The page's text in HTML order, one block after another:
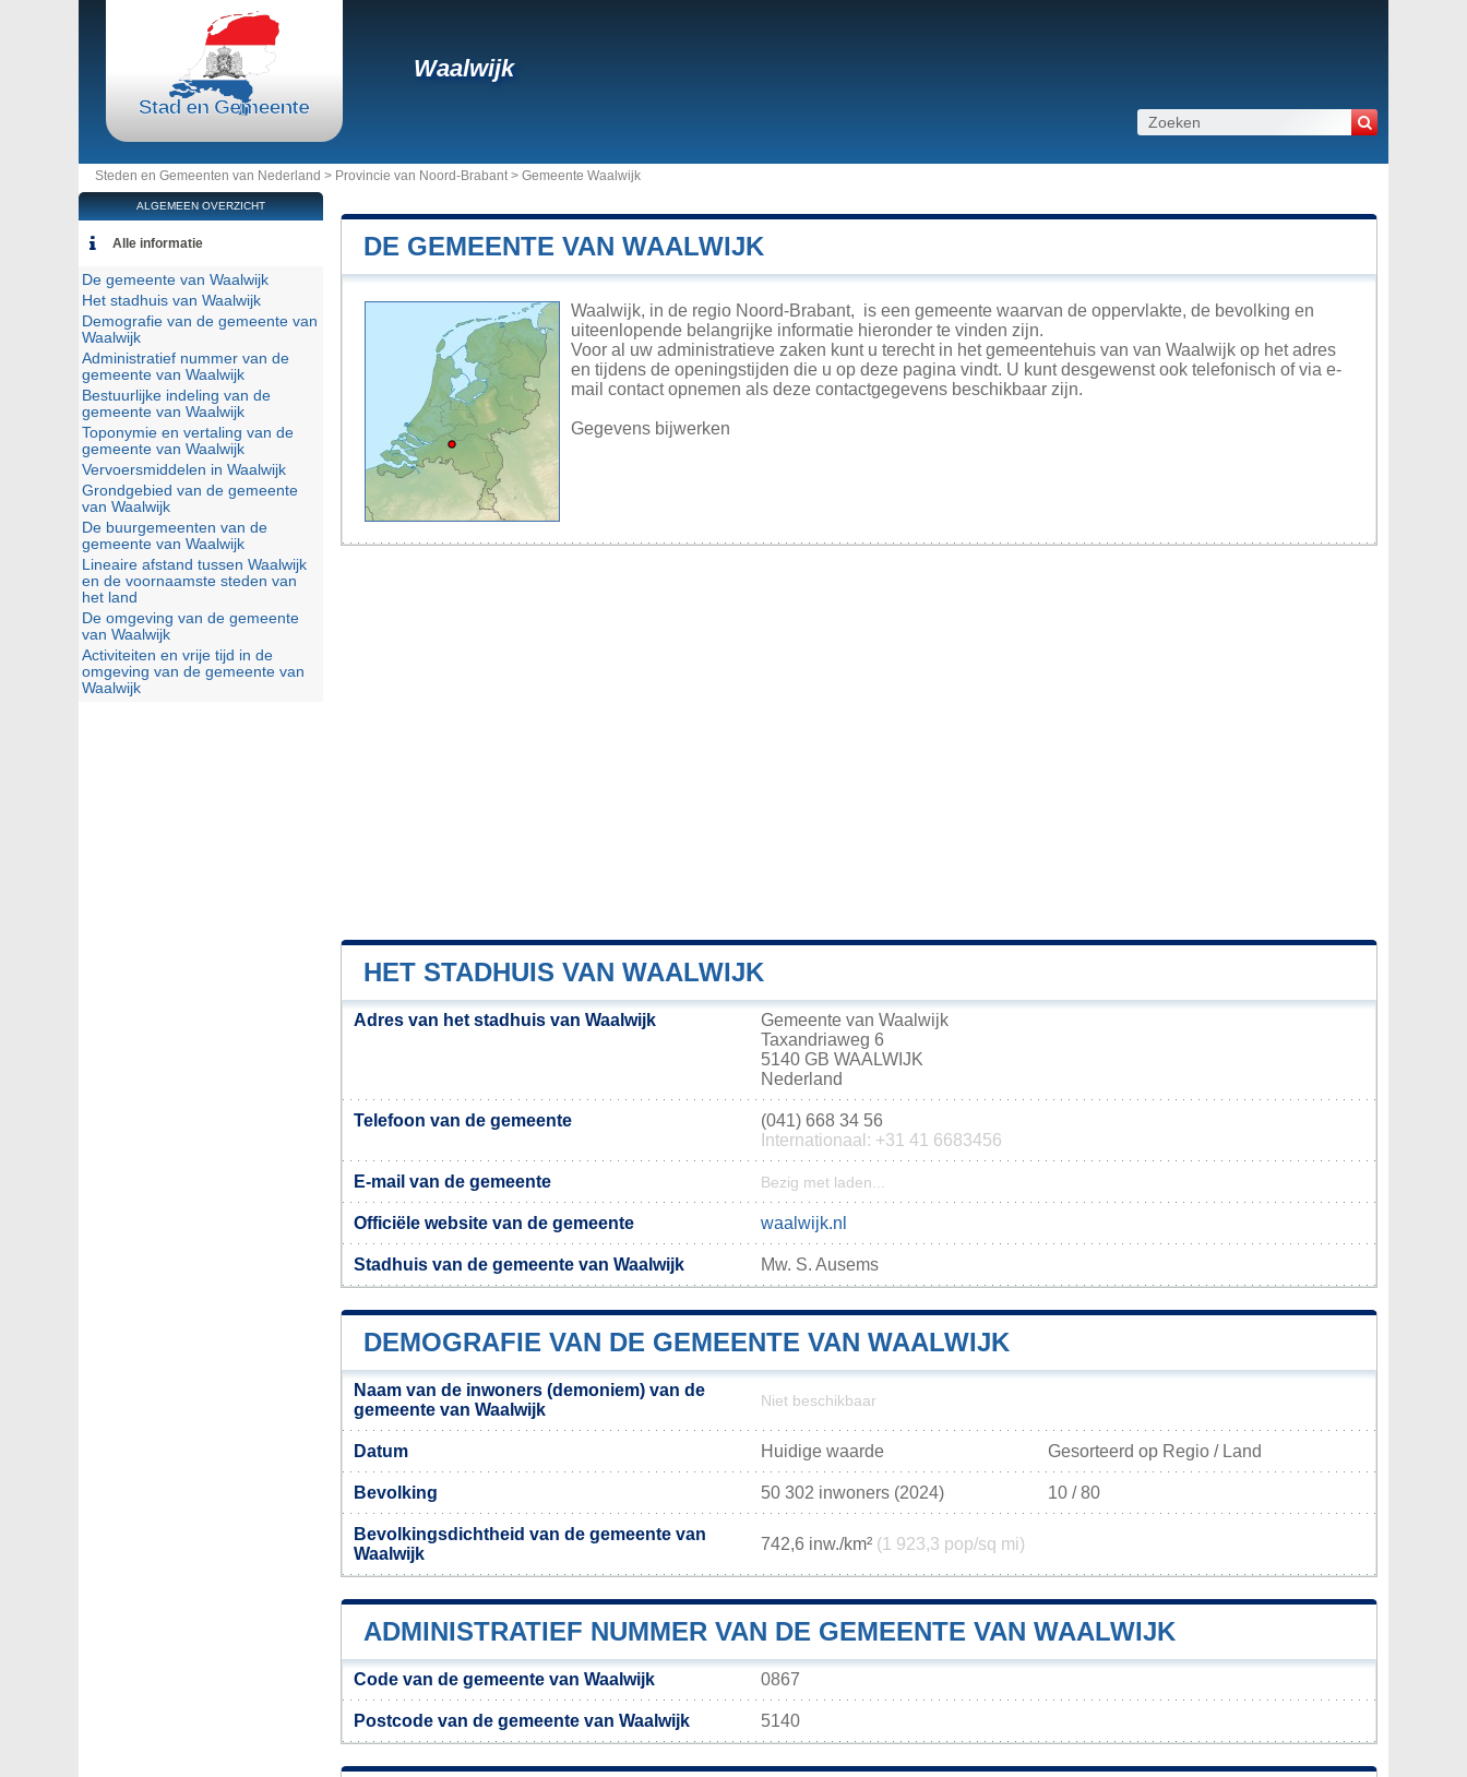
Waalwijk
Steden en Gemeenten van Nederland > Provincie van Noord-Brabant> Gemeente Waalwijk
DE GEMEENTE VAN WAALWIJK
Waalwijk, in de regio Noord-Brabant, is een gemeente waarvan de oppervlakte, de bevolking en
uiteenlopende belangrijke informatie hieronder te vinden zijn.
Voor al uw administratieve zaken kunt u terecht in het gemeentehuis van van Waalwijk op het adres
en tijdens de openingstijden die u op deze pagina vindt. U kunt desgewenst ook telefonisch of via e-
mail contact opnemen als deze contactgegevens beschikbaar zijn.
Gegevens bijwerken
HET STADHUIS VAN WAALWIJK
Adres van het stadhuis van Waalwijk
Gemeente van Waalwijk
Taxandriaweg 6
5140 GB WAALWIJK
Nederland
Telefoon van de gemeente
(041) 668 34 56
Internationaal: +31 41 6683456
E-mail van de gemeente Bezig met laden...
Officiële website van de gemeente waalwijk.nl
Stadhuis van de gemeente van Waalwijk Mw. S. Ausems
DEMOGRAFIE VAN DE GEMEENTE VAN WAALWIJK
Naam van de inwoners (demoniem) van de
gemeente van Waalwijk
Niet beschikbaar
Datum Huidige waarde Gesorteerd op Regio / Land
Bevolking 50 302 inwoners (2024) 10 / 80
Bevolkingsdichtheid van de gemeente van
Waalwijk
742,6 inw./km² (1 923,3 pop/sq mi)
ADMINISTRATIEF NUMMER VAN DE GEMEENTE VAN WAALWIJK
Code van de gemeente van Waalwijk 0867
Postcode van de gemeente van Waalwijk 5140
ALGEMEEN OVERZICHT
Alle informatie
De gemeente van Waalwijk
Het stadhuis van Waalwijk
Demografie van de gemeente van
Waalwijk
Administratief nummer van de
gemeente van Waalwijk
Bestuurlijke indeling van de
gemeente van Waalwijk
Toponymie en vertaling van de
gemeente van Waalwijk
Vervoersmiddelen in Waalwijk
Grondgebied van de gemeente
van Waalwijk
De buurgemeenten van de
gemeente van Waalwijk
Lineaire afstand tussen Waalwijk
en de voornaamste steden van
het land
De omgeving van de gemeente
van Waalwijk
Activiteiten en vrije tijd in de
omgeving van de gemeente van
Waalwijk